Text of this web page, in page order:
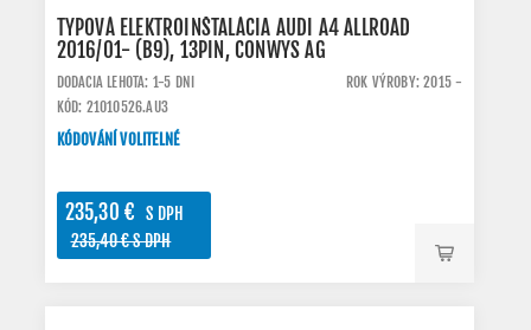
TYPOVÁ ELEKTROINŠTALÁCIA AUDI A4 ALLROAD
2016/01- (B9), 13PIN, CONWYS AG
DODACIA LEHOTA: 1-5 DNI
ROK VÝROBY: 2015 -
KÓD: 21010526.AU3
KÓDOVÁNÍ VOLITELNÉ
235,30 €
S DPH
235,40 € S DPH